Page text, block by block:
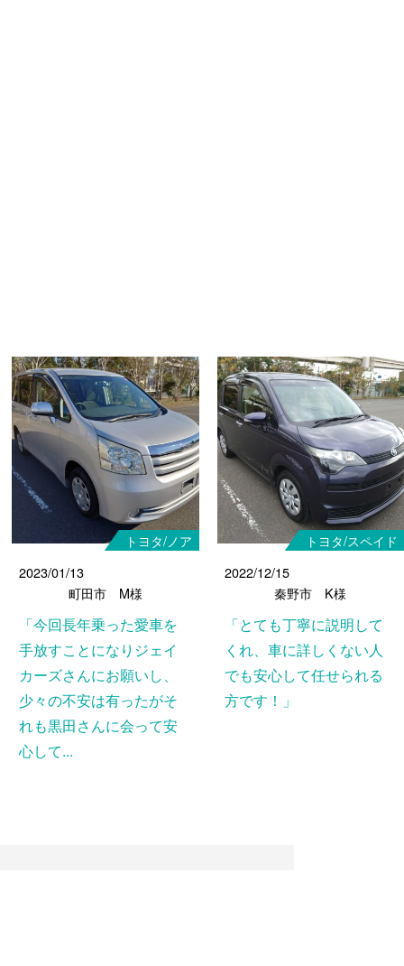
トヨタ/ノア
2023/01/13
町田市 M様
「今回長年乗った愛車を
手放すことになりジェイ
カーズさんにお願いし、
少々の不安は有ったがそ
れも黒田さんに会って安
心して...
トヨタ/スペイド
2022/12/15
秦野市 K様
「とても丁寧に説明して
くれ、車に詳しくない人
でも安心して任せられる
方です！」